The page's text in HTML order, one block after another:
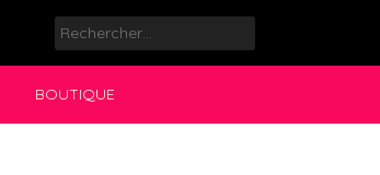
Rechercher :
BOUTIQUE